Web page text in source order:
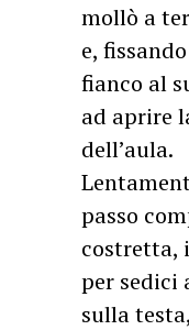
mollò a
e,
fianco al
ad aprire
dell’aula.
passo
costretta,
per sedici
sulla